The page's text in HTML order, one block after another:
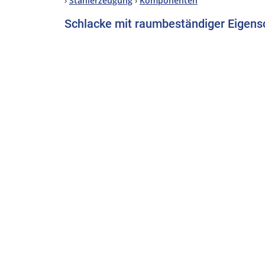
Schlacke mit raumbeständiger